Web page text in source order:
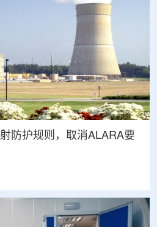
防护规则，取消ALARA要